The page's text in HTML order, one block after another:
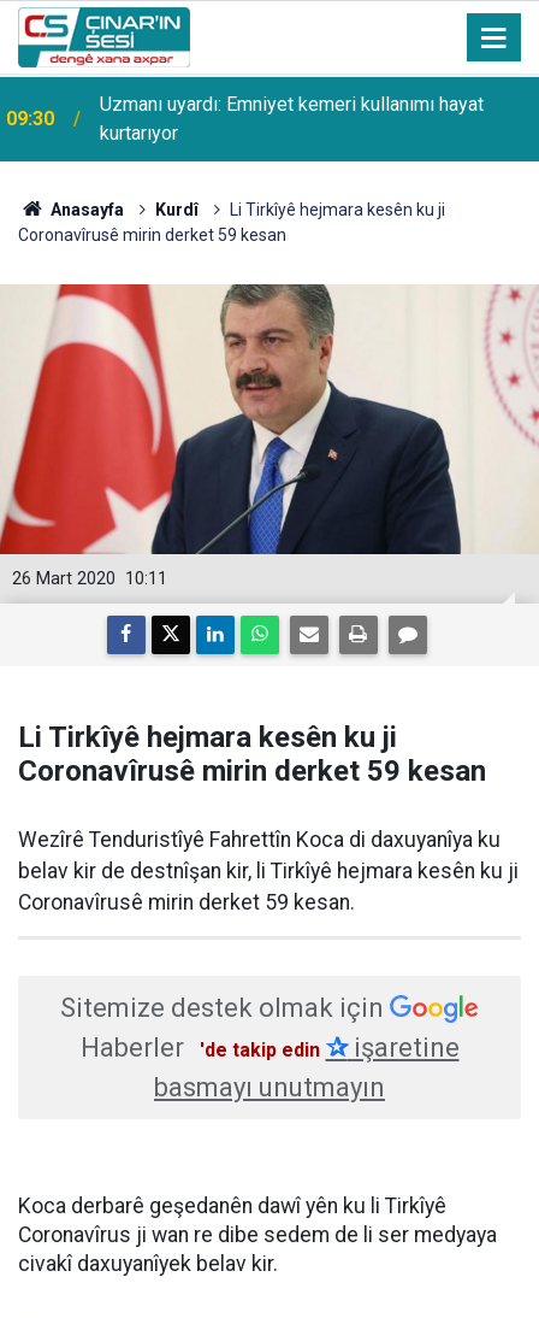
09:30
Uzmanı uyardı: Emniyet kemeri kullanımı hayat
kurtarıyor
Anasayfa Kurdî
Li Tirkîyê hejmara kesên ku ji
Coronavîrusê mirin derket 59 kesan
10:11
26 Mart 2020
Li Tirkîyê hejmara kesên ku ji
Coronavîrusê mirin derket 59 kesan
Wezîrê Tenduristîyê Fahrettîn Koca di daxuyanîya ku
belav kir de destnîşan kir, li Tirkîyê hejmara kesên ku ji
Coronavîrusê mirin derket 59 kesan.
Sitemize destek olmak için
Haberler
'de takip edin ✰işaretine
basmayı unutmayın
Koca derbarê geşedanên dawî yên ku li Tirkîyê
Coronavîrus ji wan re dibe sedem de li ser medyaya
civakî daxuyanîyek belav kir.